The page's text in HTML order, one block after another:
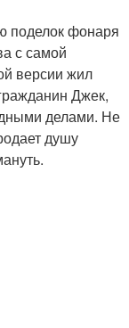
букеты
поделок фонаря
с самой
версии жил
Джек,
делами. Не
душу